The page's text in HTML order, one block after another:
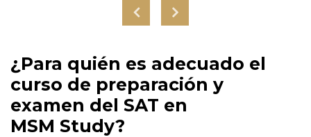
¿Para quién es adecuado el
curso de preparación y
examen del SAT en
MSM Study?